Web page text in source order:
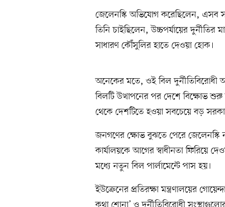
জেলেনস্কি অভিযোগ করেছিলেন, এসব
তিনি চাইছিলেন, উচ্চপর্যায়ের দুর্নীতির
সাধারণ কৌঁসুলির হাতে দেওয়া হোক।
অনেকের মতে, ওই বিল দুর্নীতিবিরোধী
বিলটি উত্থাপনের পর দেশে বিক্ষোভ
থেকে দেশটিতে হওয়া সবচেয়ে বড়
জনগণের ক্ষোভ বুঝতে পেরে
কার্যালয়কে আগের স্বাধীনতা ফিরিয়ে
মধ্যে নতুন বিল পার্লামেন্টে পাস হয়।
ইউক্রেনের প্রতিরক্ষা মন্ত্রণালয়ের